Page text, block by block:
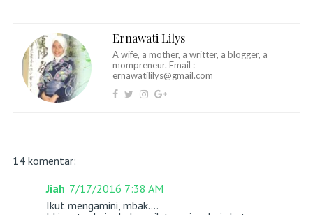
Ernawati Lilys
A wife, a mother, a writter, a blogger, a
mompreneur. Email :
ernawatililys@gmail.com
14 komentar:
Jiah 7/17/2016 7:38 AM
Ikut mengamini, mbak....